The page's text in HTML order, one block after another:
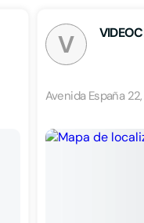
V
Avenida España